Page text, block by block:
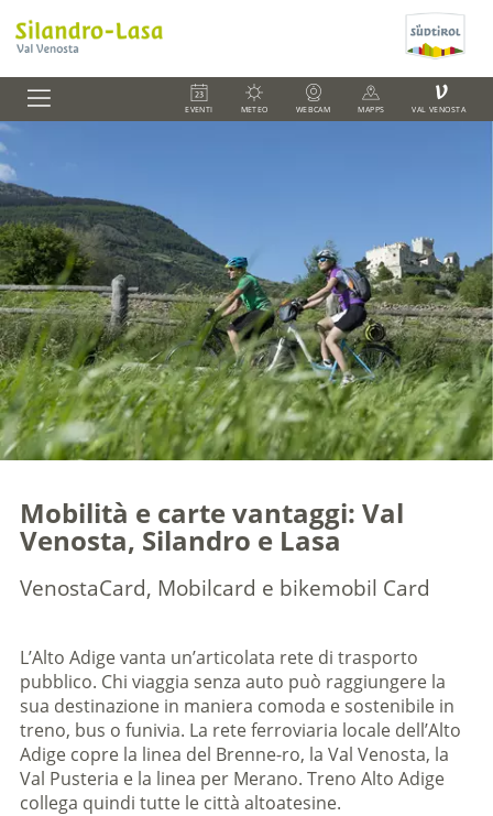
EVENTI METEO WEBCAM MAPPS
V
VAL VENOSTA
Mobilità e carte vantaggi: Val
Venosta, Silandro e Lasa
VenostaCard, Mobilcard e bikemobil Card
L’Alto Adige vanta un’articolata rete di trasporto
pubblico. Chi viaggia senza auto può raggiungere la
sua destinazione in maniera comoda e sostenibile in
treno, bus o funivia. La rete ferroviaria locale dell’Alto
Adige copre la linea del Brenne-ro, la Val Venosta, la
Val Pusteria e la linea per Merano. Treno Alto Adige
collega quindi tutte le città altoatesine.